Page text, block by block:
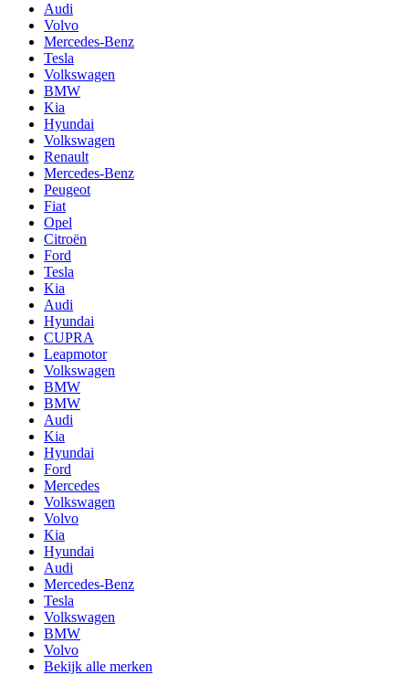
Audi
Volvo
Mercedes-Benz
Tesla
Volkswagen
BMW
Kia
Hyundai
Volkswagen
Renault
Mercedes-Benz
Peugeot
Fiat
Opel
Citroën
Ford
Tesla
Kia
Audi
Hyundai
CUPRA
Leapmotor
Volkswagen
BMW
BMW
Audi
Kia
Hyundai
Ford
Mercedes
Volkswagen
Volvo
Kia
Hyundai
Audi
Mercedes-Benz
Tesla
Volkswagen
BMW
Volvo
Bekijk alle merken